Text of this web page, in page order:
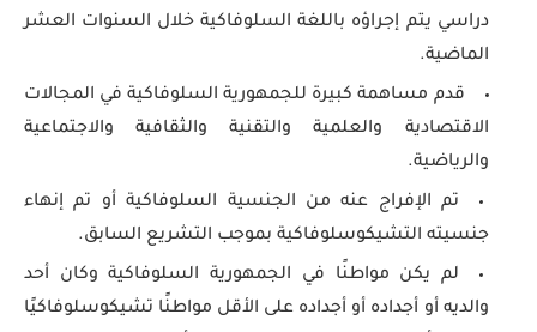
دراسي يتم إجراؤه باللغة السلوفاكية خلال السنوات العشر
الماضية.
قدم مساهمة كبيرة للجمهورية السلوفاكية في المجالات
الاقتصادية والعلمية والتقنية والثقافية والاجتماعية
والرياضية.
تم الإفراج عنه من الجنسية السلوفاكية أو تم إنهاء
جنسيته التشيكوسلوفاكية بموجب التشريع السابق.
لم يكن مواطنًا في الجمهورية السلوفاكية وكان أحد
والديه أو أجداده أو أجداده على الأقل مواطنًا تشيكوسلوفاكيًا